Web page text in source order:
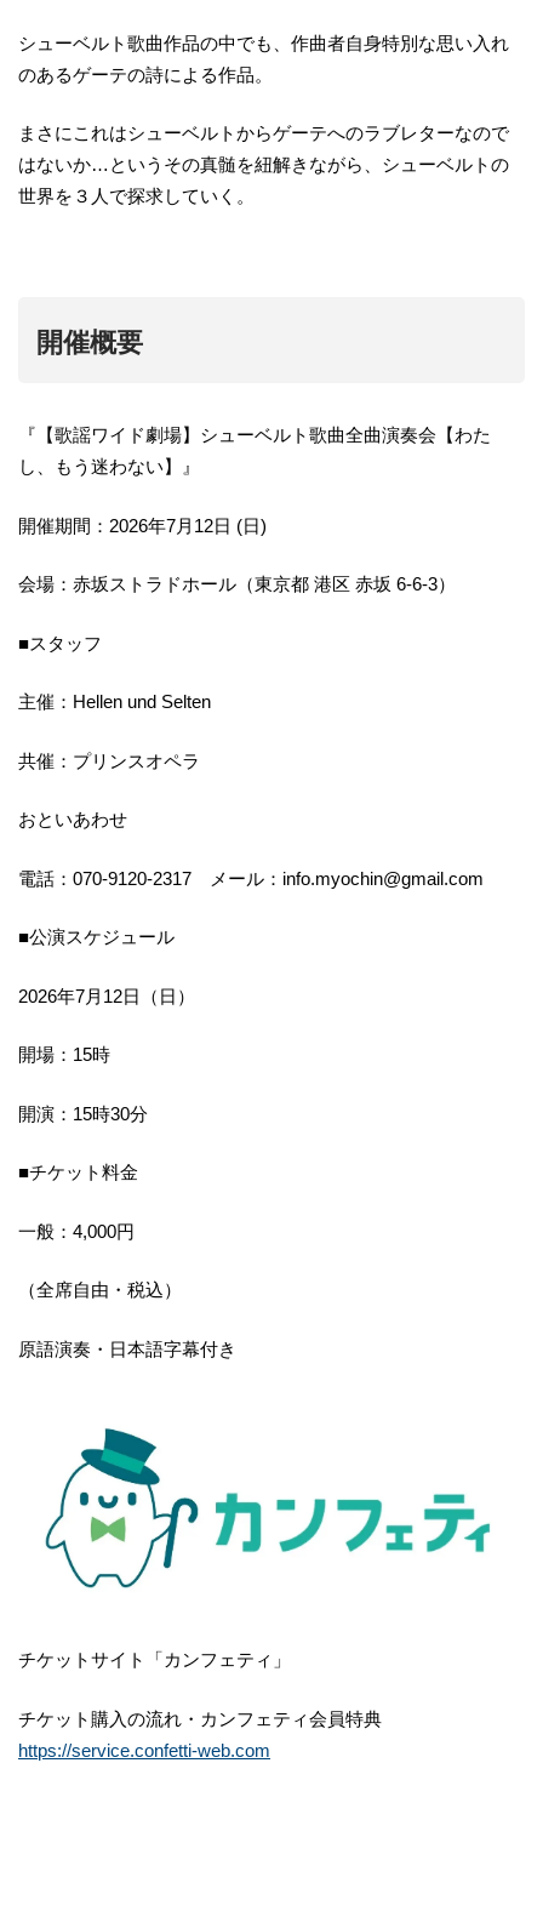
シューベルト歌曲作品の中でも、作曲者自身特別な思い入れ
のあるゲーテの詩による作品。
まさにこれはシューベルトからゲーテへのラブレターなので
はないか…というその真髄を紐解きながら、シューベルトの
世界を３人で探求していく。
開催概要
『【歌謡ワイド劇場】シューベルト歌曲全曲演奏会【わた
し、もう迷わない】』
開催期間：2026年7月12日 (日)
会場：赤坂ストラドホール（東京都 港区 赤坂 6-6-3）
■スタッフ
主催：Hellen und Selten
共催：プリンスオペラ
おといあわせ
電話：070-9120-2317 メール：info.myochin@gmail.com
■公演スケジュール
2026年7月12日（日）
開場：15時
開演：15時30分
■チケット料金
一般：4,000円
（全席自由・税込）
原語演奏・日本語字幕付き
チケットサイト「カンフェティ」
チケット購入の流れ・カンフェティ会員特典
https://service.confetti-web.com